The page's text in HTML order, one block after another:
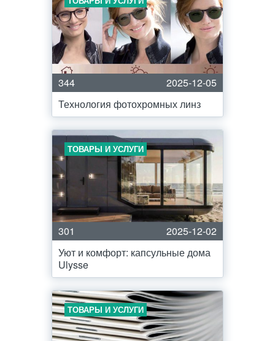
344
2025-12-05
Технология фотохромных линз
ТОВАРЫ И УСЛУГИ
301
2025-12-02
Уют и комфорт: капсульные дома
Ulysse
ТОВАРЫ И УСЛУГИ